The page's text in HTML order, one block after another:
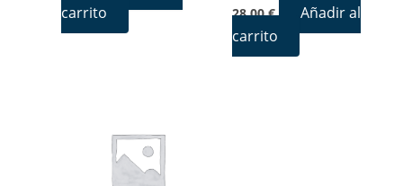
carrito
28,00€
Añadir al
carrito